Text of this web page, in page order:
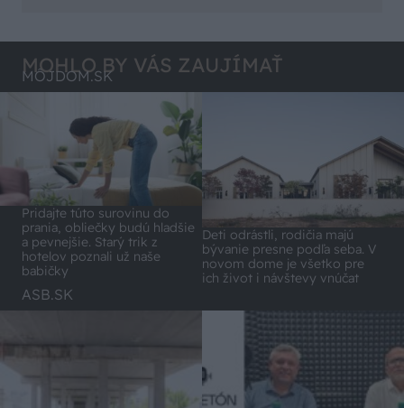
MOHLO BY VÁS ZAUJÍMAŤ
MÔJDOM.SK
Pridajte túto surovinu do
prania, obliečky budú hladšie
a pevnejšie. Starý trik z
hotelov poznali už naše
babičky
Deti odrástli, rodičia majú
bývanie presne podľa seba. V
novom dome je všetko pre
ich život i návštevy vnúčat
ASB.SK